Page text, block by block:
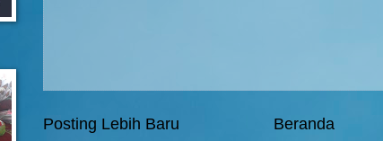
Posting Lebih Baru Beranda